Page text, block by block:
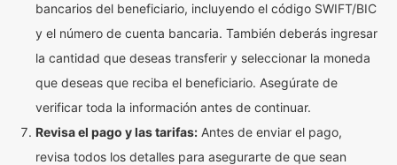
bancarios del beneficiario, incluyendo el código SWIFT/BIC
y el número de cuenta bancaria. También deberás ingresar
la cantidad que deseas transferir y seleccionar la moneda
que deseas que reciba el beneficiario. Asegúrate de
verificar toda la información antes de continuar.
Revisa el pago y las tarifas: Antes de enviar el pago,
revisa todos los detalles para asegurarte de que sean